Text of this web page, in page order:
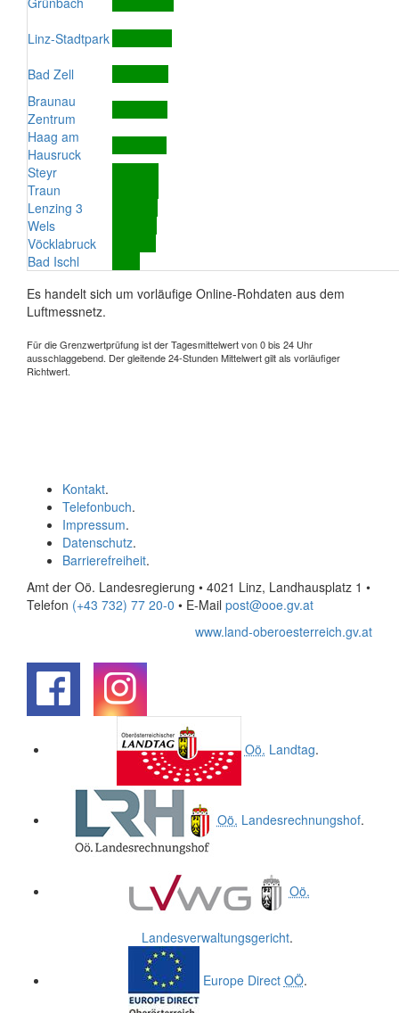
Linz-Stadtpark
Bad Zell
Braunau
Zentrum
Haag am
Hausruck
Steyr
Traun
Lenzing 3
Wels
Vöcklabruck
Bad Ischl
Es handelt sich um vorläufige Online-Rohdaten aus dem
Luftmessnetz.
Für die Grenzwertprüfung ist der Tagesmittelwert von 0 bis 24 Uhr
ausschlaggebend. Der gleitende 24-Stunden Mittelwert gilt als vorläufiger
Richtwert.
Kontakt.
Telefonbuch.
Impressum.
Datenschutz.
Barrierefreiheit.
Amt der Oö. Landesregierung • 4021 Linz, Landhausplatz 1 •
Telefon (+43 732) 77 20-0 • E-Mail post@ooe.gv.at
www.land-oberoesterreich.gv.at
Oö. Landtag.
Oö. Landesrechnungshof.
Oö.
Landesverwaltungsgericht.
Europe Direct OÖ.